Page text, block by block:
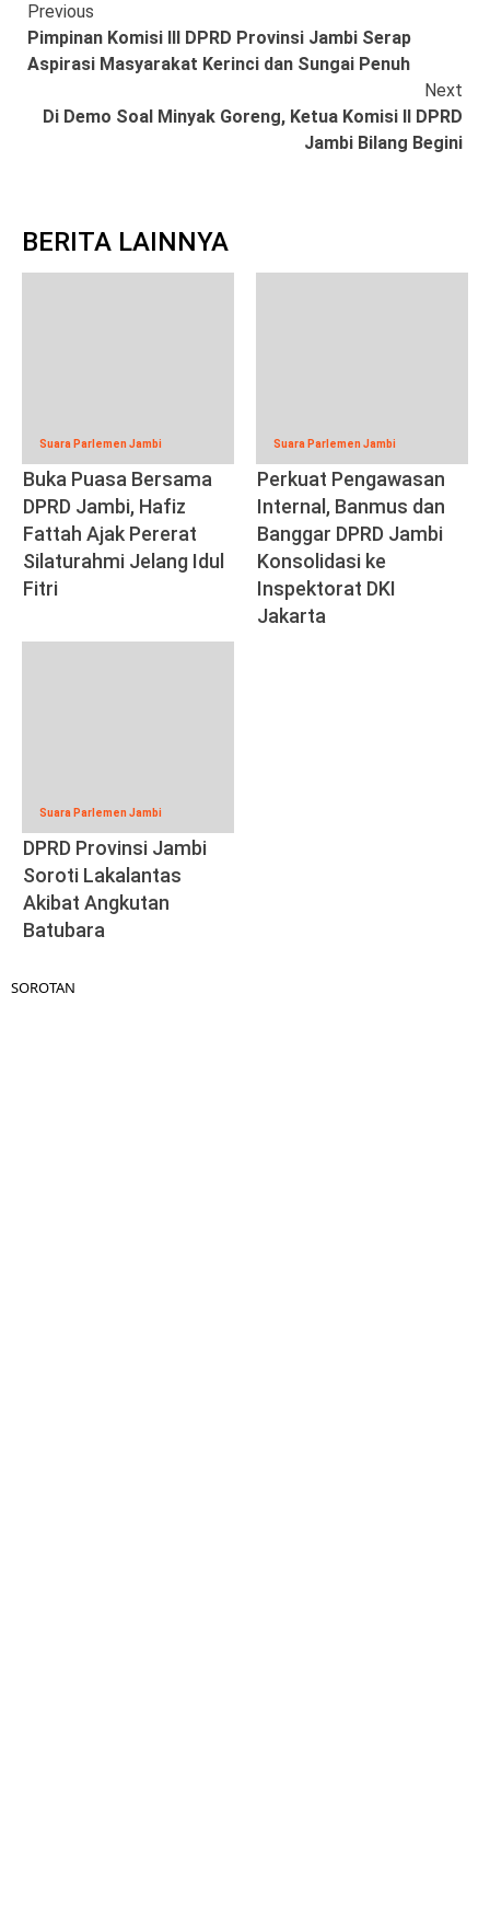
Continue
Reading
Previous
Pimpinan Komisi III DPRD Provinsi Jambi Serap
Aspirasi Masyarakat Kerinci dan Sungai Penuh
Next
Di Demo Soal Minyak Goreng, Ketua Komisi II DPRD
Jambi Bilang Begini
BERITA LAINNYA
Suara Parlemen Jambi
Buka Puasa Bersama
DPRD Jambi, Hafiz
Fattah Ajak Pererat
Silaturahmi Jelang Idul
Fitri
Suara Parlemen Jambi
Perkuat Pengawasan
Internal, Banmus dan
Banggar DPRD Jambi
Konsolidasi ke
Inspektorat DKI
Jakarta
Suara Parlemen Jambi
DPRD Provinsi Jambi
Soroti Lakalantas
Akibat Angkutan
Batubara
SOROTAN